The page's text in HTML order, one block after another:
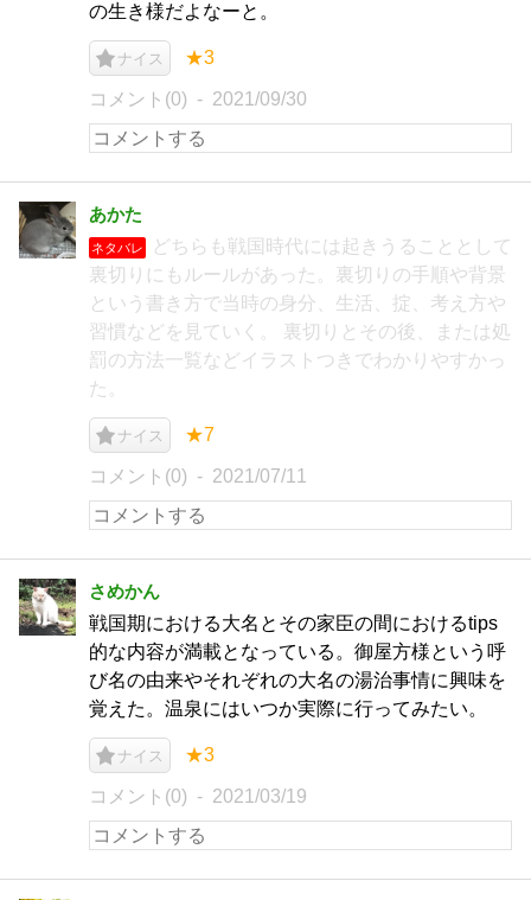
の生き様だよなーと。
ナイス ★3
コメント(0) 2021/09/30
あかた
ネタバレ
どちらも戦国時代には起きうることとして
裏切りにもルールがあった。裏切りの手順や背景
という書き方で当時の身分、生活、掟、考え方や
習慣などを見ていく。 裏切りとその後、または処
罰の方法一覧などイラストつきでわかりやすかっ
た。
ナイス ★7
コメント(0) 2021/07/11
さめかん
戦国期における大名とその家臣の間におけるtips
的な内容が満載となっている。御屋方様という呼
び名の由来やそれぞれの大名の湯治事情に興味を
覚えた。温泉にはいつか実際に行ってみたい。
ナイス ★3
コメント(0) 2021/03/19